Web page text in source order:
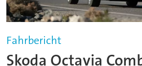
Fahrbericht
Skoda Octavia